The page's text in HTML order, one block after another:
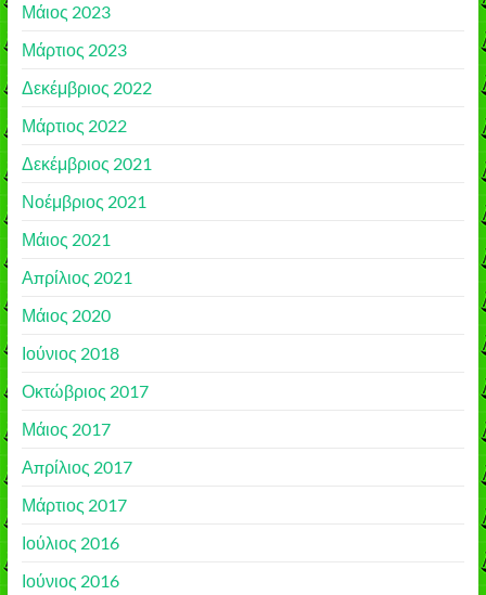
Μάιος 2023
Μάρτιος 2023
Δεκέμβριος 2022
Μάρτιος 2022
Δεκέμβριος 2021
Νοέμβριος 2021
Μάιος 2021
Απρίλιος 2021
Μάιος 2020
Ιούνιος 2018
Οκτώβριος 2017
Μάιος 2017
Απρίλιος 2017
Μάρτιος 2017
Ιούλιος 2016
Ιούνιος 2016